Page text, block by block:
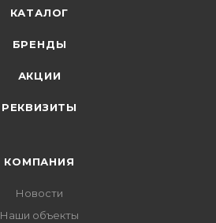
КАТАЛОГ
БРЕНДЫ
АКЦИИ
РЕКВИЗИТЫ
КОМПАНИЯ
Новости
Наши объекты